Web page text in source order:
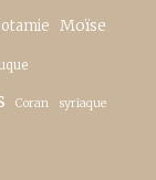
Moïse
Coran syriaque